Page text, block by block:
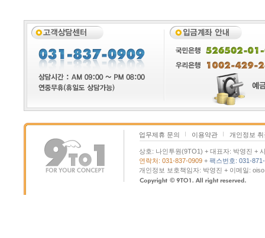
업무제휴 문의 이용약관 개인정보
상호: 나인투원(9TO1) + 대표자: 박영진 +
연락처: 031-837-0909 + 팩스번호: 031-
개인정보 보호책임자: 박영진 + 이메일: